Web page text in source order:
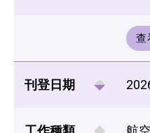
查
刊登日期